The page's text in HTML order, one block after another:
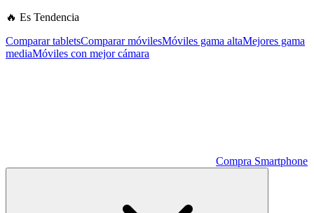
🔥 Es Tendencia
Comparar tabletsComparar móvilesMóviles gama altaMejores gama
mediaMóviles con mejor cámara
Compra Smartphone